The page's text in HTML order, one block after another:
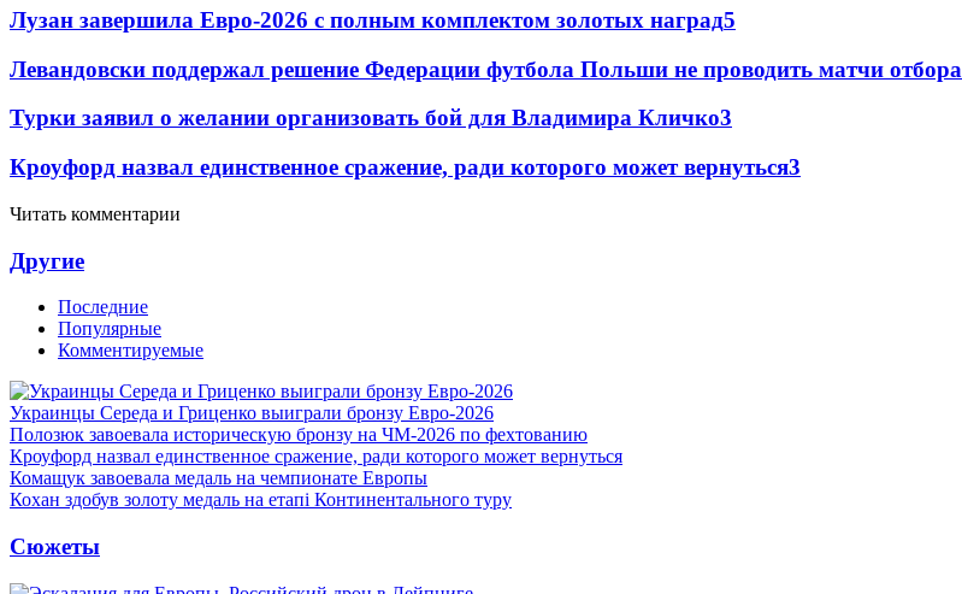
Лузан завершила Евро-2026 с полным комплектом золотых наград5
Левандовски поддержал решение Федерации футбола Польши не проводить матчи
Турки заявил о желании организовать бой для Владимира Кличко3
Кроуфорд назвал единственное сражение, ради которого может вернуться3
Читать комментарии
Другие
Последние
Популярные
Комментируемые
Украинцы Середа и Гриценко выиграли бронзу Евро-2026
Полозюк завоевала историческую бронзу на ЧМ-2026 по фехтованию
Кроуфорд назвал единственное сражение, ради которого может вернуться
Комащук завоевала медаль на чемпионате Европы
Кохан здобув золоту медаль на етапі Континентального туру
Сюжеты